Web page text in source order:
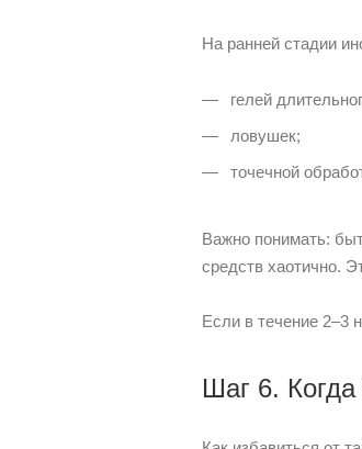
На ранней стадии
гелей
ловушек;
точечной
Важно понимать:
средств хаотично.
Если в течение 2–3
Шаг 6.